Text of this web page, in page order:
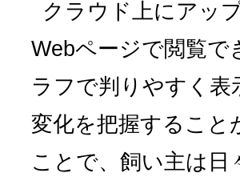
クラウド上にアッ
Webページで閲覧
ラフで判りやすく
変化を把握すること
ことで、飼い主は